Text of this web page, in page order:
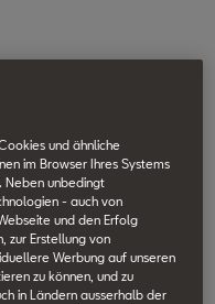
und ähnliche
im Browser Ihres Systems
Neben unbedingt
- auch von
und den Erfolg
zur Erstellung von
Werbung auf unseren
zu können, und zu
in Ländern ausserhalb der